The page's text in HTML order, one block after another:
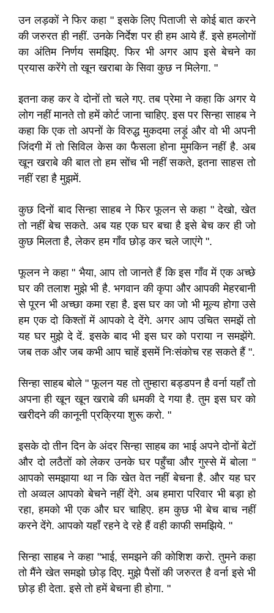
उन लड़कों ने फिर कहा " इसके लिए पिताजी से कोई बात करने
की जरुरत ही नहीं.उनके निर्देश पर ही हम आये हैं.इसे हमलोगों
का अंतिम निर्णय समझिए.फिर भी अगर आप इसे बेचने का
प्रयास करेंगे तो खून खराबा के सिवा कुछ न मिलेगा. "
इतना कह कर वे दोनों तो चले गए.तब प्रेमा ने कहा कि अगर ये
लोग नहीं मानते तो हमें कोर्ट जाना चाहिए.इस पर सिन्हा साहब ने
कहा कि एक तो अपनों के विरुद्ध मुकदमा लड़ूं और वो भी अपनी
जिंदगी में तो सिविल केस का फैसला होना मुमकिन नहीं है.अब
खून खराबे की बात तो हम सोंच भी नहीं सकते,इतना साहस तो
नहीं रहा है मुझमें.
कुछ दिनों बाद सिन्हा साहब ने फिर फूलन से कहा " देखो,खेत
तो नहीं बेच सकते. अब यह एक घर बचा है इसे बेच कर ही जो
कुछ मिलता है,लेकर हम गाँव छोड़ कर चले जाएंगे ".
फूलन ने कहा " भैया,आप तो जानते हैं कि इस गाँव में एक अच्छे
घर की तलाश मुझे भी है.भगवान की कृपा और आपकी मेहरबानी
से पूरन भी अच्छा कमा रहा है.इस घर का जो भी मूल्य होगा उसे
हम एक दो किश्तों में आपको दे देंगे. अगर आप उचित समझें तो
यह घर मुझे दे दें.इसके बाद भी इस घर को पराया न समझेंगे.
जब तक और जब कभी आप चाहें इसमें निःसंकोच रह सकते हैं ".
सिन्हा साहब बोले " फूलन यह तो तुम्हारा बड्डपन है वर्ना यहाँ तो
अपना ही खून खून खराबे की धमकी दे गया है.तुम इस घर को
खरीदने की कानूनी प्रक्रिया शुरू करो. "
इसके दो तीन दिन के अंदर सिन्हा साहब का भाई अपने दोनों बेटों
और दो लठैतों को लेकर उनके घर पहुँचा और गुस्से में बोला "
आपको समझाया था न कि खेत वेत नहीं बेचना है.और यह घर
तो अव्वल आपको बेचने नहीं देंगे.अब हमारा परिवार भी बड़ा हो
रहा,हमको भी एक और घर चाहिए.हम कुछ भी बेच बाच नहीं
करने देंगे. आपको यहाँ रहने दे रहे हैं वही काफी समझिये. "
सिन्हा साहब ने कहा "भाई,समझने की कोशिश करो.तुमने कहा
तो मैंने खेत समझो छोड़ दिए.मुझे पैसों की जरुरत है वर्ना इसे भी
छोड़ ही देता.इसे तो हमें बेचना ही होगा. "